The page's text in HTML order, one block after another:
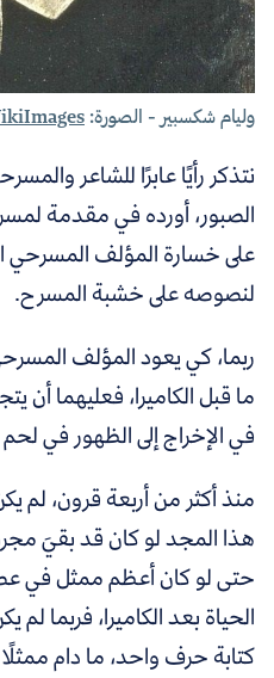
وليام شكسبير - الصورة:
نتذكر رأيًا عابرًا للشاعر
الصبور، أورده في مقدمة
على خسارة المؤلف المسرحي
لنصوصه على خشبة المسرح.
ربما، كي يعود المؤلف
ما قبل الكاميرا، فعليهما أن
في الإخراج إلى الظهور في لحم
منذ أكثر من أربعة قرون، لم
هذا المجد لو كان قد بقيَ
حتى لو كان أعظم ممثل في
الحياة بعد الكاميرا، فربما
كتابة حرف واحد، ما دام